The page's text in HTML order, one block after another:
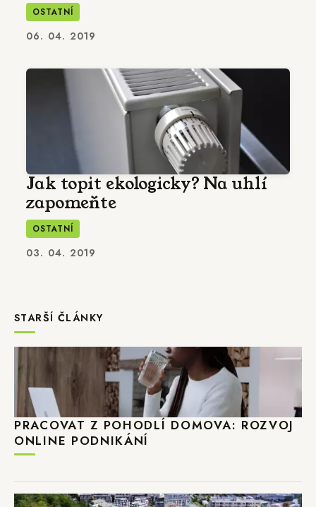
OSTATNÍ
06. 04. 2019
Jak topit ekologicky? Na uhlí
zapomeňte
OSTATNÍ
03. 04. 2019
STARŠÍ ČLÁNKY
PRACOVAT Z POHODLÍ DOMOVA: ROZVOJ
ONLINE PODNIKÁNÍ